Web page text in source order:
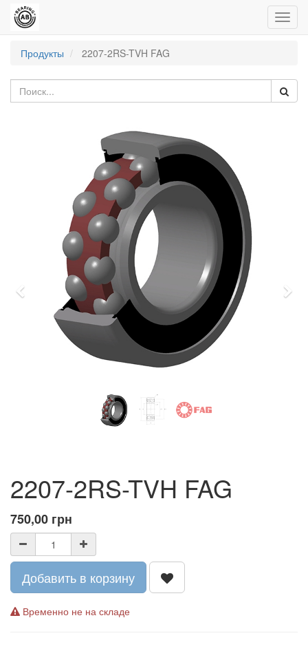
Продукты
2207-2RS-TVH FAG
Previous
2207-2RS-TVH FAG
750,00 грн
Добавить в корзину
Временно не на складе